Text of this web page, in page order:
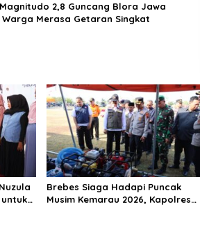
2,8 Guncang Blora Jawa
Warga Merasa Getaran Singkat
Brebes Siaga Hadapi Puncak
Musim Kemarau 2026, Kapolres